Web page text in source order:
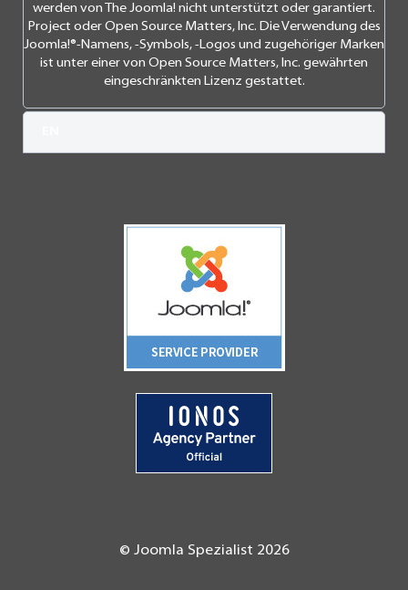
werden von The Joomla! nicht unterstützt oder garantiert.
Project oder Open Source Matters, Inc. Die Verwendung des
Joomla!®-Namens, -Symbols, -Logos und zugehöriger Marken
ist unter einer von Open Source Matters, Inc. gewährten
eingeschränkten Lizenz gestattet.
© Joomla Spezialist 2026